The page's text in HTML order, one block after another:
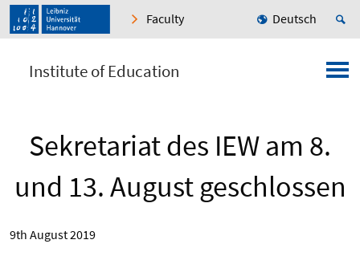
Faculty Deutsch
Institute of Education
Sekretariat des IEW am 8.
und 13. August geschlossen
9th August 2019